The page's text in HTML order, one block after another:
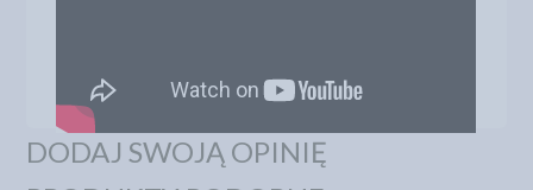
DODAJ SWOJĄ OPINIĘ